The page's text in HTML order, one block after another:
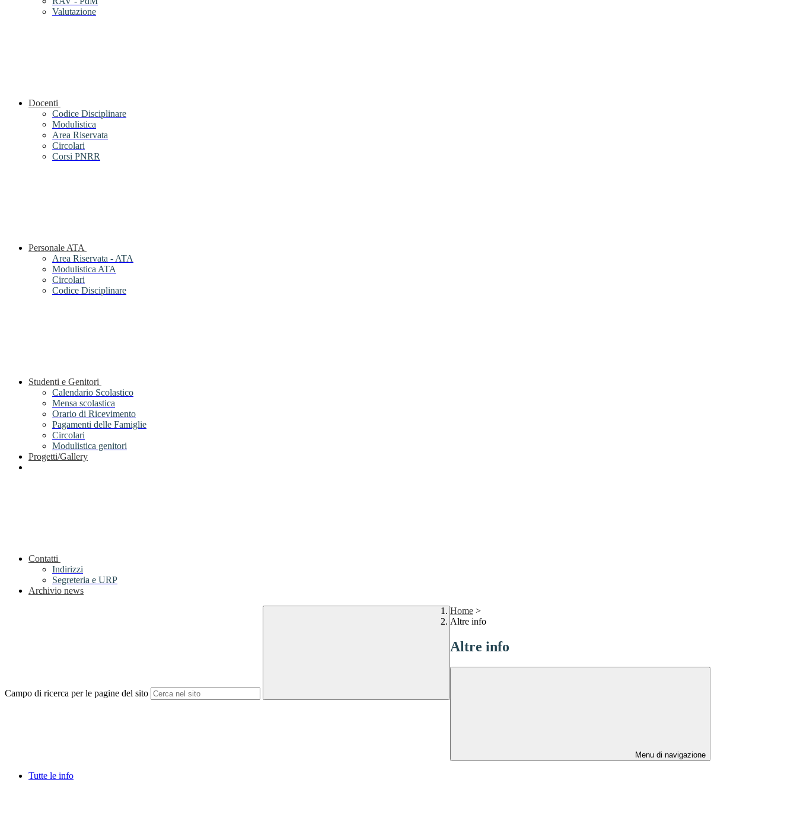
Valutazione
Docenti
Codice Disciplinare
Modulistica
Area Riservata
Circolari
Corsi PNRR
Personale ATA
Area Riservata - ATA
Modulistica ATA
Circolari
Codice Disciplinare
Studenti e Genitori
Calendario Scolastico
Mensa scolastica
Orario di Ricevimento
Pagamenti delle Famiglie
Circolari
Modulistica genitori
Progetti/Gallery
Contatti
Indirizzi
Segreteria e URP
Archivio news
Campo di ricerca per le pagine del sito
Home >
Altre info
Altre info
Menu di navigazione
Tutte le info